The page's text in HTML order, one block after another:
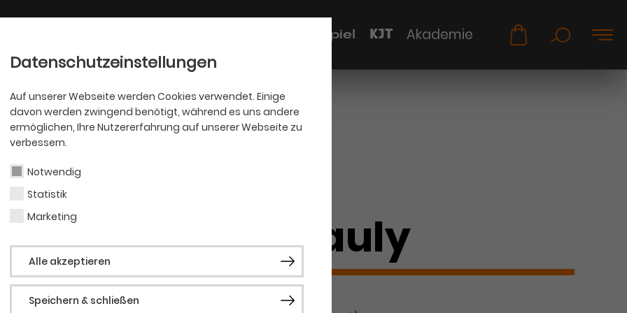
Datenschutzeinstellungen
Auf unserer Webseite werden Cookies verwendet. Einige
davon werden zwingend benötigt, während es uns andere
ermöglichen, Ihre Nutzererfahrung auf unserer Webseite zu
verbessern.
Notwendig
Statistik
Marketing
Alle akzeptieren
Speichern & schließen
Schauspiel KJT Akademie
Eyk Kauly